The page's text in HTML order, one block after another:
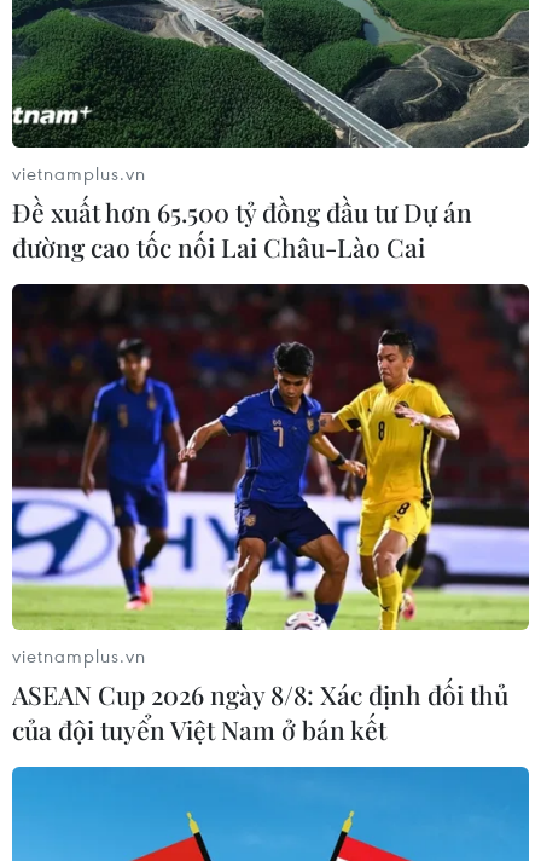
Ngành thép tránh "tầm ngắm" phòng vệ
thương mại từ các nước
07/10/2019 02:54
Theo thông tin từ Hiệp hội Thép Việt Nam, ngành thép là
chống lẩn tránh thuế, bán phá giá.
vietnamplus.vn
Đề xuất hơn 65.500 tỷ đồng đầu tư Dự án
đường cao tốc nối Lai Châu-Lào Cai
vietnamplus.vn
ASEAN Cup 2026 ngày 8/8: Xác định đối thủ
của đội tuyển Việt Nam ở bán kết